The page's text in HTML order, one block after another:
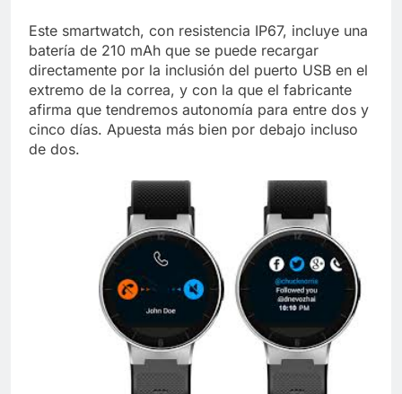
Este smartwatch, con resistencia IP67, incluye una
batería de 210 mAh que se puede recargar
directamente por la inclusión del puerto USB en el
extremo de la correa, y con la que el fabricante
afirma que tendremos autonomía para entre dos y
cinco días. Apuesta más bien por debajo incluso
de dos.